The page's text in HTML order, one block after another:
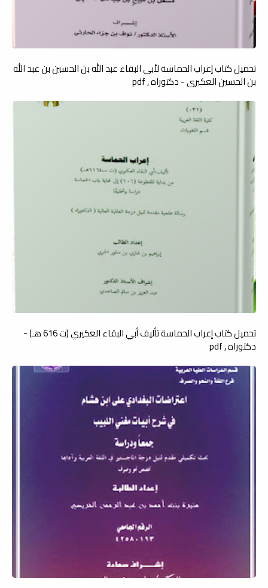
تحميل كتاب إعراب الحماسة لأبى البقاء عبد الله بن الحسين بن عبد الله
بن الحسين العكبرى - دكتوراه , pdf
تحميل كتاب إعراب الحماسة تأليف أبي البقاء العكيري (ت 616 هـ) -
دكتوراه , pdf